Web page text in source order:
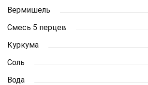
Вермишель
Смесь 5 перцев
Куркума
Соль
Вода